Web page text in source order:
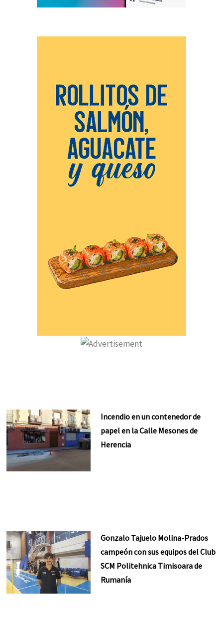
Incendio en un contenedor de
papel en la Calle Mesones de
Herencia
Gonzalo Tajuelo Molina-Prados
campeón con sus equipos del Club
SCM Politehnica Timisoara de
Rumanía